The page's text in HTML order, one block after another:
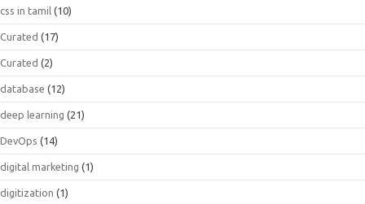
css in tamil (10)
Curated (17)
Curated (2)
database (12)
deep learning (21)
DevOps (14)
digital marketing (1)
digitization (1)